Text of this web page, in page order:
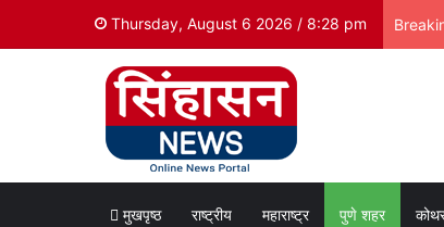
Thursday, August 6 2026 / 8:28 pm
मुखपृष्ठ राष्ट्रीय महाराष्ट्र पुणे शहर